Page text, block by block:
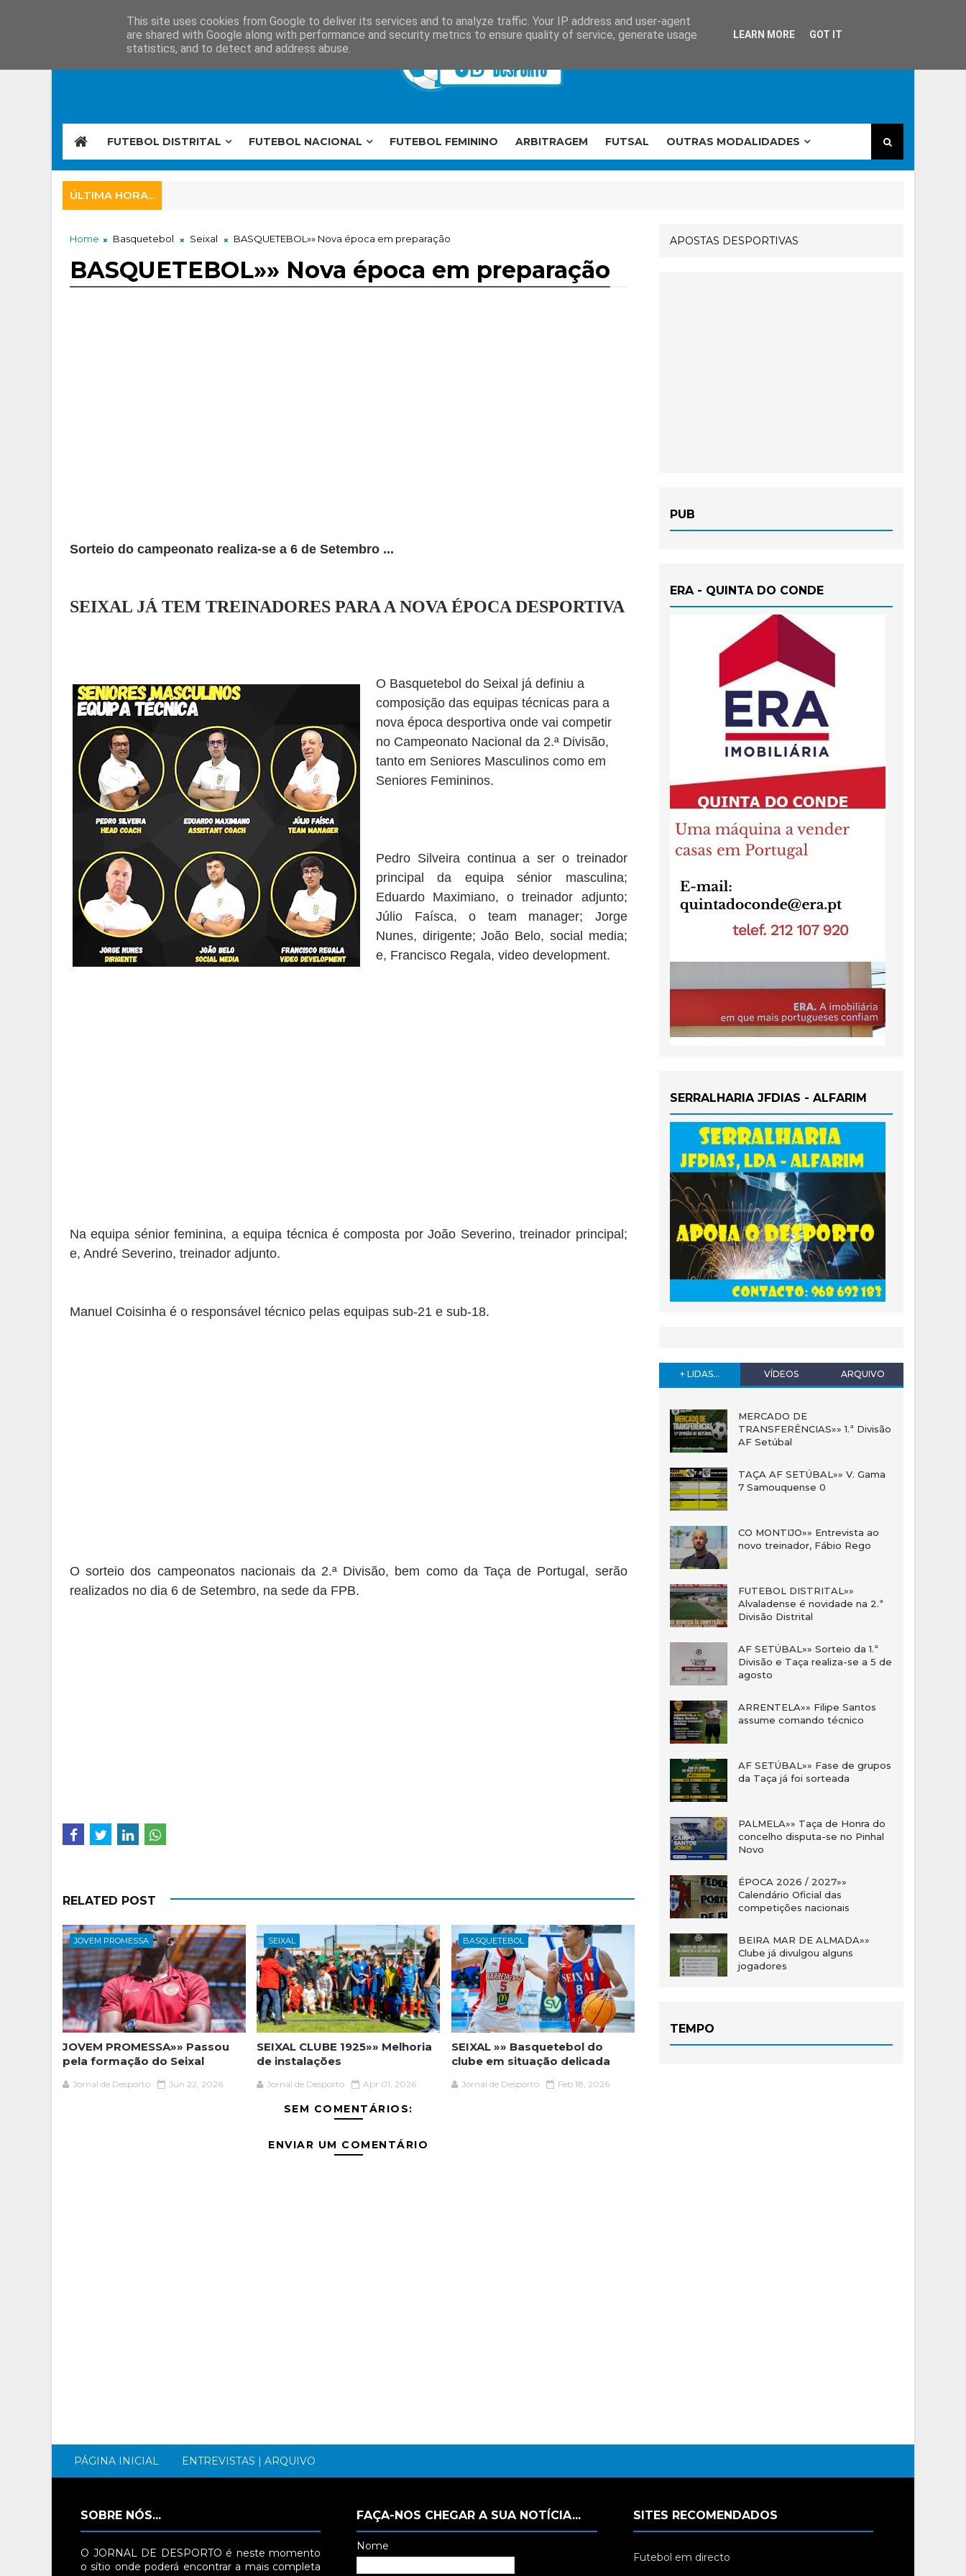
FUTEBOL DISTRITAL FUTEBOL NACIONAL FUTEBOL FEMININO ARBITRAGEM FUTSAL OUTRAS MODALIDADES
ÚLTIMA HORA...
Home Basquetebol Seixal BASQUETEBOL»» Nova época em preparação
BASQUETEBOL»» Nova época em preparação
Sorteio do campeonato realiza-se a 6 de Setembro ...
SEIXAL JÁ TEM TREINADORES PARA A NOVA ÉPOCA DESPORTIVA
O Basquetebol do Seixal já definiu a
composição das equipas técnicas para a
nova época desportiva onde vai competir
no Campeonato Nacional da 2.ª Divisão,
tanto em Seniores Masculinos como em
Seniores Femininos.
Pedro Silveira continua a ser o treinador
principal da equipa sénior masculina;
Eduardo Maximiano, o treinador adjunto;
Júlio Faísca, o team manager; Jorge
Nunes, dirigente; João Belo, social media;
e, Francisco Regala, video development.
Na equipa sénior feminina, a equipa técnica é composta por João Severino, treinador principal;
e, André Severino, treinador adjunto.
Manuel Coisinha é o responsável técnico pelas equipas sub-21 e sub-18.
O sorteio dos campeonatos nacionais da 2.ª Divisão, bem como da Taça de Portugal, serão
realizados no dia 6 de Setembro, na sede da FPB.
RELATED POST
JOVEM PROMESSA
JOVEM PROMESSA»» Passou
pela formação do Seixal
Jornal de Desporto Jun 22, 2026
SEIXAL
SEIXAL CLUBE 1925»» Melhoria
de instalações
Jornal de Desporto Apr 01, 2026
BASQUETEBOL
SEIXAL »» Basquetebol do
clube em situação delicada
Jornal de Desporto Feb 18, 2026
SEM COMENTÁRIOS:
ENVIAR UM COMENTÁRIO
APOSTAS DESPORTIVAS
PUB
ERA - QUINTA DO CONDE
SERRALHARIA JFDIAS - ALFARIM
+ LIDAS... VÍDEOS ARQUIVO
MERCADO DE
TRANSFERÊNCIAS»» 1.ª Divisão
AF Setúbal
TAÇA AF SETÚBAL»» V. Gama
7 Samouquense 0
CO MONTIJO»» Entrevista ao
novo treinador, Fábio Rego
FUTEBOL DISTRITAL»»
Alvaladense é novidade na 2.ª
Divisão Distrital
AF SETÚBAL»» Sorteio da 1.ª
Divisão e Taça realiza-se a 5 de
agosto
ARRENTELA»» Filipe Santos
assume comando técnico
AF SETÚBAL»» Fase de grupos
da Taça já foi sorteada
PALMELA»» Taça de Honra do
concelho disputa-se no Pinhal
Novo
ÉPOCA 2026 / 2027»»
Calendário Oficial das
competições nacionais
BEIRA MAR DE ALMADA»»
Clube já divulgou alguns
jogadores
TEMPO
PÁGINA INICIAL ENTREVISTAS | ARQUIVO
SOBRE NÓS...
O JORNAL DE DESPORTO é neste momento
o sítio onde poderá encontrar a mais completa
FAÇA-NOS CHEGAR A SUA NOTÍCIA...
Nome
SITES RECOMENDADOS
Futebol em directo
This site uses cookies from Google to deliver its services and to analyze traffic. Your IP address and user-agent
are shared with Google along with performance and security metrics to ensure quality of service, generate usage
statistics, and to detect and address abuse.
LEARN MORE GOT IT